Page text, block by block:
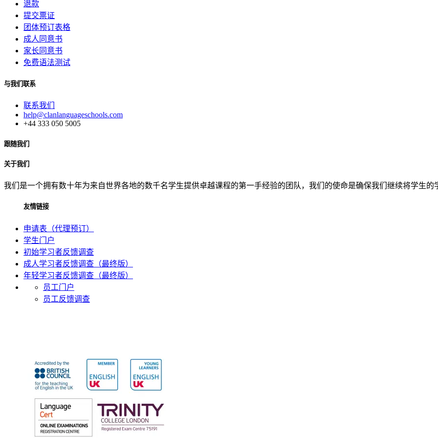
退款
提交票证
团体预订表格
成人同意书
家长同意书
免费语法测试
与我们联系
联系我们
help@clanlanguageschools.com
+44 333 050 5005
跟随我们
关于我们
我们是一个拥有数十年为来自世界各地的数千名学生提供卓越课程的第一手经验的团队，我们的使命是确保我们继续将学生的
友情链接
申请表（代理预订）
学生门户
初始学习者反馈调查
成人学习者反馈调查（最终版）
年轻学习者反馈调查（最终版）
员工门户
员工反馈调查